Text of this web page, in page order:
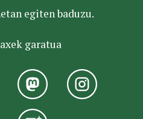
egiten baduzu.
garatua